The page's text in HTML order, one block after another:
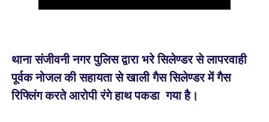
थाना संजीवनी नगर पुलिस द्वारा भरे सिलेण्डर से लापरवाही
पूर्वक नोजल की सहायता से खाली गैस सिलेण्डर में गैस
रिफ्लिंग करते आरोपी रंगे हाथ पकडा गया है।